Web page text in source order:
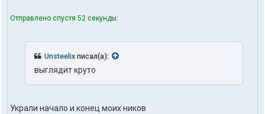
з
в
т
е
л
я
r
Отправлено спустя 52 секунды:
Unsteelix писал(а):
выглядит круто
Украли начало и конец моих ников